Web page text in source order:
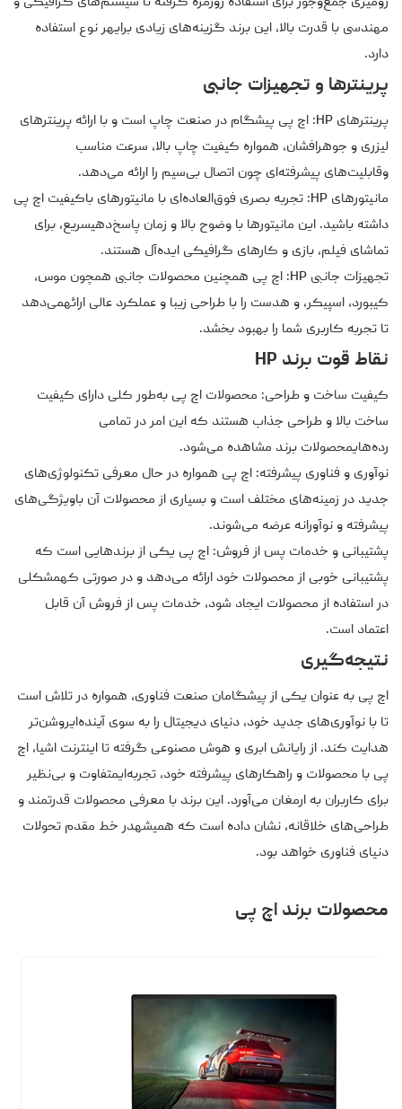
مهندسی با قدرت بالا، این برند گزینه‌های زیادی برایهر نوع استفاده
دارد.
پرینترها و تجهیزات جانبی
پرینترهای HP: اچ پی پیشگام در صنعت چاپ است و با ارائه پرینترهای
لیزری و جوهرافشان، همواره کیفیت چاپ بالا، سرعت مناسب
وقابلیت‌های پیشرفته‌ای چون اتصال بی‌سیم را ارائه می‌دهد.
مانیتورهای HP: تجربه بصری فوق‌العاده‌ای با مانیتورهای باکیفیت اچ پی
داشته باشید. این مانیتورها با وضوح بالا و زمان پاسخ‌دهیسریع، برای
تماشای فیلم، بازی و کارهای گرافیکی ایده‌آل هستند.
تجهیزات جانبی HP: اچ پی همچنین محصولات جانبی همچون موس،
کیبورد، اسپیکر، و هدست را با طراحی زیبا و عملکرد عالی ارائهمی‌دهد
تا تجربه کاربری شما را بهبود بخشد.
نقاط قوت برند HP
کیفیت ساخت و طراحی: محصولات اچ پی به‌طور کلی دارای کیفیت
ساخت بالا و طراحی جذاب هستند که این امر در تمامی
رده‌هایمحصولات برند مشاهده می‌شود.
نوآوری و فناوری پیشرفته: اچ پی همواره در حال معرفی تکنولوژی‌های
جدید در زمینه‌های مختلف است و بسیاری از محصولات آن باویژگی‌های
پیشرفته و نوآورانه عرضه می‌شوند.
پشتیبانی و خدمات پس از فروش: اچ پی یکی از برندهایی است که
پشتیبانی خوبی از محصولات خود ارائه می‌دهد و در صورتی کهمشکلی
در استفاده از محصولات ایجاد شود، خدمات پس از فروش آن قابل
اعتماد است.
نتیجه‌گیری
اچ پی به عنوان یکی از پیشگامان صنعت فناوری، همواره در تلاش است
تا با نوآوری‌های جدید خود، دنیای دیجیتال را به سوی آینده‌ایروشن‌تر
هدایت کند. از رایانش ابری و هوش مصنوعی گرفته تا اینترنت اشیا، اچ
پی با محصولات و راهکارهای پیشرفته خود، تجربه‌ایمتفاوت و بی‌نظیر
برای کاربران به ارمغان می‌آورد. این برند با معرفی محصولات قدرتمند و
طراحی‌های خلاقانه، نشان داده است که همیشهدر خط مقدم تحولات
دنیای فناوری خواهد بود.
محصولات برند اچ‌ پی